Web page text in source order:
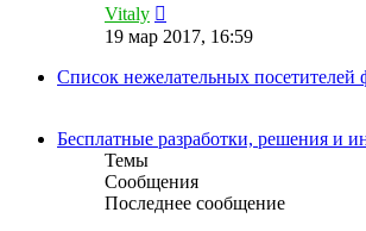
Vitaly
к
последнему
сообщению
19 мар 2017, 16:59
Список нежелательных посетителей
Бесплатные разработки, решения и
Темы
Сообщения
Последнее сообщение